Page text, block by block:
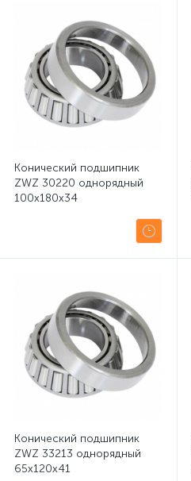
Конический подшипник
ZWZ 30220 однорядный
100x180x34
Конический подшипник
ZWZ 33213 однорядный
65x120x41